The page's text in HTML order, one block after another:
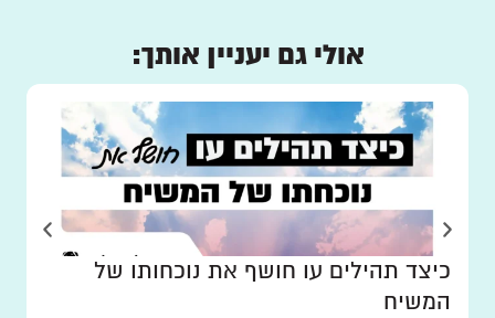
אולי גם יעניין אותך:
כיצד תהילים עו חושף את נוכחותו של
המשיח